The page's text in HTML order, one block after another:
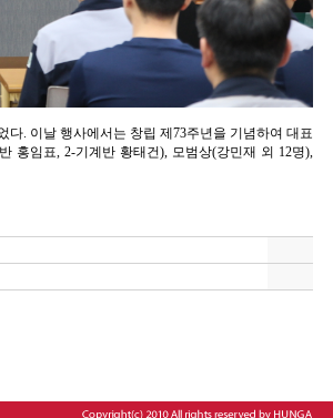
다. 이날 행사에서는 창립 제73주년을 기념하여 대표
홍임표, 2-기계반 황태건), 모범상(강민재 외 12명),